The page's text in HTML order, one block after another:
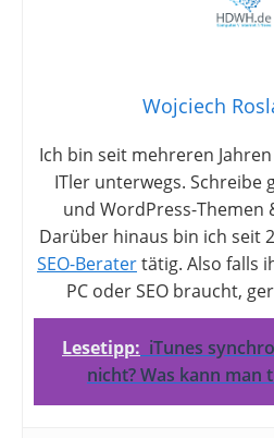
Wojciech
Ich bin seit mehreren
ITler unterwegs. Schreibe
und WordPress-Themen
Darüber hinaus bin ich seit
SEO-Beratertätig. Also falls
PC oder SEO braucht,
Lesetipp: iTunes
nicht? Was kann man